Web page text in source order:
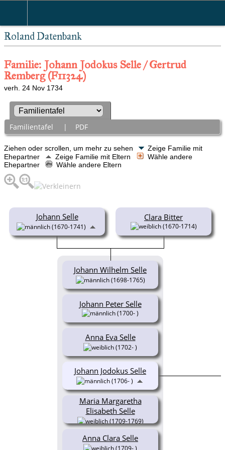
Roland Datenbank
Familie: Johann Jodokus Selle / Gertrud
Remberg (F11324)
verh. 24 Nov 1734
Familientafel | PDF
Ziehen oder scrollen, um mehr zu sehen
Zeige Familie mit
Ehepartner
Zeige Familie mit Eltern
Wähle andere
Ehepartner
Wähle andere Eltern
Johann Selle
(1670-1741)
Clara Bitter
(1670-1714)
Johann Wilhelm Selle
(1698-1765)
Johann Peter Selle
(1700- )
Anna Eva Selle
(1702- )
Maria Margaretha
Elisabeth Selle
(1709-1769)
Anna Clara Selle
(1709- )
Johann Jodokus Selle
(1706- )